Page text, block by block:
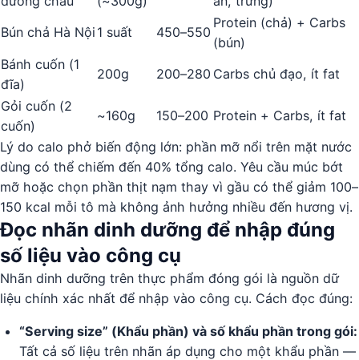
Bún chả Hà Nội 1 suất 450–550
Protein (chả) + Carbs
(bún)
Bánh cuốn (1
đĩa)
200g 200–280 Carbs chủ đạo, ít fat
Gỏi cuốn (2
cuốn)
~160g 150–200 Protein + Carbs, ít fat
Lý do calo phở biến động lớn: phần mỡ nổi trên mặt nước
dùng có thể chiếm đến 40% tổng calo. Yêu cầu múc bớt
mỡ hoặc chọn phần thịt nạm thay vì gầu có thể giảm 100–
150 kcal mỗi tô mà không ảnh hưởng nhiều đến hương vị.
Đọc nhãn dinh dưỡng để nhập đúng
số liệu vào công cụ
Nhãn dinh dưỡng trên thực phẩm đóng gói là nguồn dữ
liệu chính xác nhất để nhập vào công cụ. Cách đọc đúng:
“Serving size” (Khẩu phần) và số khẩu phần trong gói:
Tất cả số liệu trên nhãn áp dụng cho một khẩu phần —